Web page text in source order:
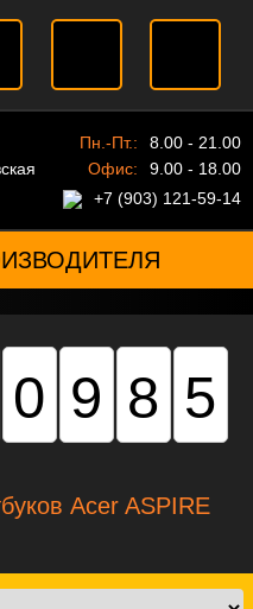
Пн.-Пт.:
8.00 - 21.00
Офис:
9.00 - 18.00
+7 (903) 121-59-14
Acer ASPIRE